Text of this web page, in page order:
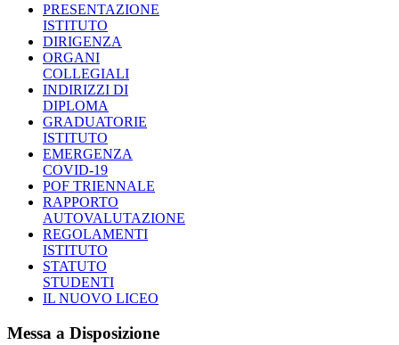
PRESENTAZIONE
ISTITUTO
DIRIGENZA
ORGANI
COLLEGIALI
INDIRIZZI DI
DIPLOMA
GRADUATORIE
ISTITUTO
EMERGENZA
COVID-19
POF TRIENNALE
RAPPORTO
AUTOVALUTAZIONE
REGOLAMENTI
ISTITUTO
STATUTO
STUDENTI
IL NUOVO LICEO
Messa a Disposizione